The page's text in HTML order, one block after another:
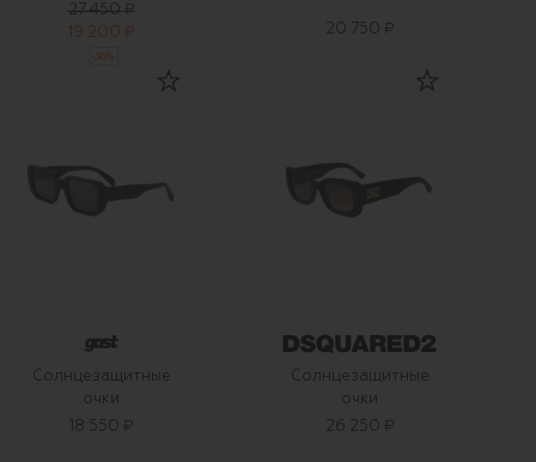
27 450 ₽
19 200 ₽
%
20 750 ₽
Солнцезащитные
очки
18 550 ₽
Солнцезащитные
очки
26 250 ₽